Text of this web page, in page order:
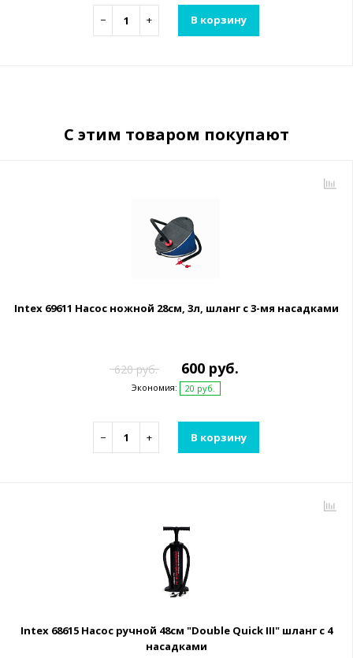
− + В корзину
С этим товаром покупают
Intex 69611 Насос ножной 28см, 3л, шланг с 3-мя насадками
620 руб. 600 руб.
Экономия: 20 руб.
− + В корзину
Intex 68615 Насос ручной 48см "Double Quick III" шланг с 4
насадками